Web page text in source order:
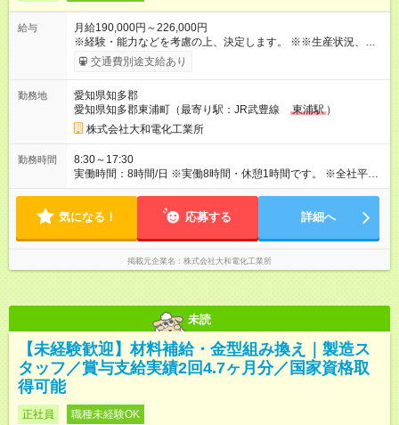
給与
月給190,000円～226,000円
※経験・能力などを考慮の上、決定します。 ※※生産状況、部署
によって異なりますが、残業は全社平均で月20時間程度です。
残業が発生した場合は全額支給します。 ※試用期間は2ヶ月
期間の長さ：2ヶ月 雇用形態、給与は本採用時と同じです。
交通費別途支給あり
勤務地
愛知県知多郡
愛知県知多郡東浦町（最寄り駅：JR武豊線
東浦駅 ）
株式会社大和電化工業所
勤務時間
8:30～17:30
実働時間：8時間/日 ※実働8時間・休憩1時間です。 ※全社平均
で月20時間程度
気になる！ 応募する 詳細へ
掲載元企業名 株式会社大和電化工業所
未読
【未経験歓迎】材料補給・金型組み換え｜製造ス
タッフ／賞与支給実績2回4.7ヶ月分／国家資格取
得可能
正社員 職種未経験OK